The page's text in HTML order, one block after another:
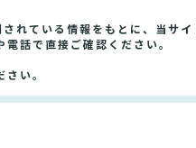
れている情報をもとに、当サイ
話で直接ご確認ください。
さい。